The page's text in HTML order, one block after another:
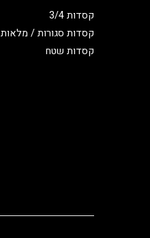
קסדות 3/4
קסדות סגורות / מלאות
קסדות שטח